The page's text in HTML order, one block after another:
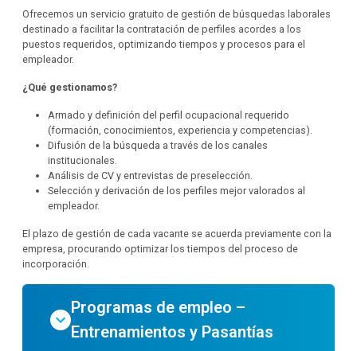
Ofrecemos un servicio gratuito de gestión de búsquedas laborales
destinado a facilitar la contratación de perfiles acordes a los
puestos requeridos, optimizando tiempos y procesos para el
empleador.
¿Qué gestionamos?
Armado y definición del perfil ocupacional requerido
(formación, conocimientos, experiencia y competencias).
Difusión de la búsqueda a través de los canales
institucionales.
Análisis de CV y entrevistas de preselección.
Selección y derivación de los perfiles mejor valorados al
empleador.
El plazo de gestión de cada vacante se acuerda previamente con la
empresa, procurando optimizar los tiempos del proceso de
incorporación.
Programas de empleo –
Entrenamientos y Pasantías